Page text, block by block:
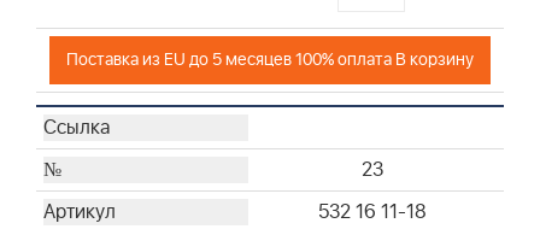
Поставка из EU до 5 месяцев 100% оплата В корзину
23
532 16 11-18